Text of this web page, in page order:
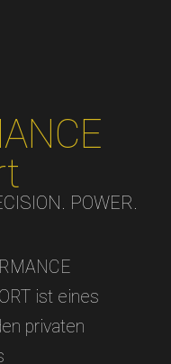
POWER.
ist eines
privaten